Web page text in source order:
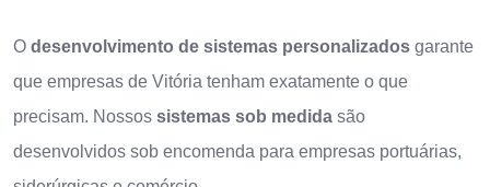
O desenvolvimento de sistemas personalizados garante
que empresas de Vitória tenham exatamente o que
precisam. Nossos sistemas sob medida são
desenvolvidos sob encomenda para empresas portuárias,